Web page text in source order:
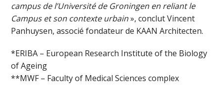
campus de l’Université de Groningen en reliant le
Campus et son contexte urbain», conclut Vincent
Panhuysen, associé fondateur de KAAN Architecten.
*ERIBA – European Research Institute of the Biology
of Ageing
**MWF – Faculty of Medical Sciences complex